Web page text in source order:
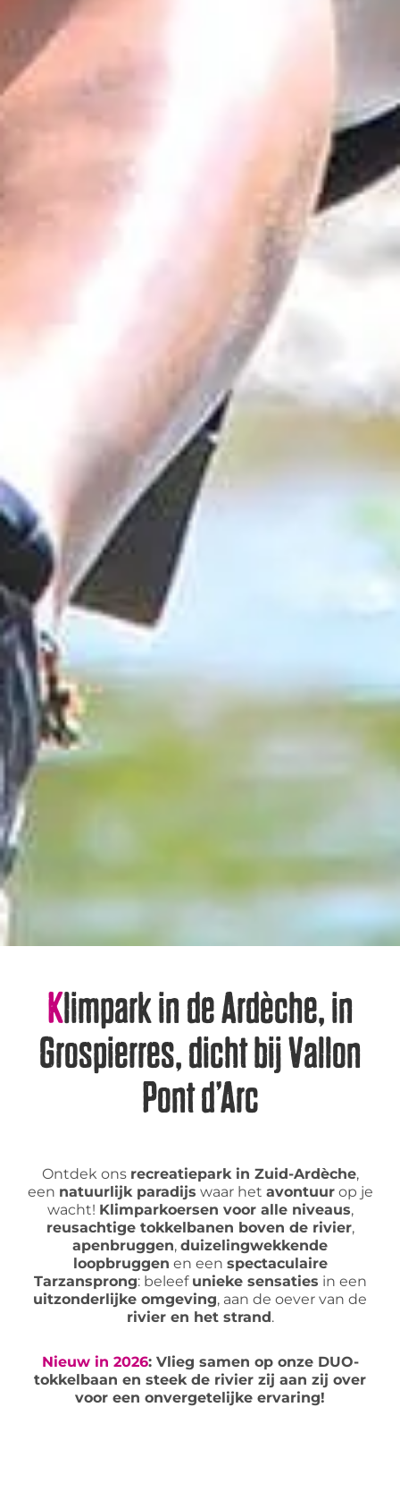
Klimpark in de Ardèche, in
Grospierres, dicht bij Vallon
Pont d’Arc
Ontdek ons recreatiepark in Zuid-Ardèche,
een natuurlijk paradijs waar het avontuurop je
wacht! Klimparkoersen voor alle niveaus,
reusachtige tokkelbanen boven de rivier,
apenbruggen, duizelingwekkende
loopbruggen en een spectaculaire
Tarzansprong: beleef unieke sensaties in een
uitzonderlijke omgeving, aan de oever van de
rivier en het strand .
Nieuw in 2026: Vlieg samen op onze DUO-
tokkelbaan en steek de rivier zij aan zij over
voor een onvergetelijke ervaring!